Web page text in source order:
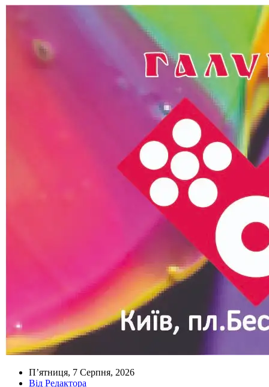
П’ятниця, 7 Серпня, 2026
Від Редактора